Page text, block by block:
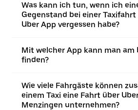
Was kann ich tun, wenn ich
Gegenstand bei einer Taxifahrt
Uber App vergessen habe?
Mit welcher App kann man am
finden?
Wie viele Fahrgäste können
einem Taxi eine Fahrt über
Menzingen unternehmen?